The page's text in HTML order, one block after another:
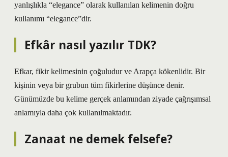
yanlışlıkla “elegance” olarak kullanılan kelimenin doğru
kullanımı “elegance”dir.
Efkâr nasıl yazılır TDK?
Efkar, fikir kelimesinin çoğuludur ve Arapça kökenlidir. Bir
kişinin veya bir grubun tüm fikirlerine düşünce denir.
Günümüzde bu kelime gerçek anlamından ziyade çağrışımsal
anlamıyla daha çok kullanılmaktadır.
Zanaat ne demek felsefe?